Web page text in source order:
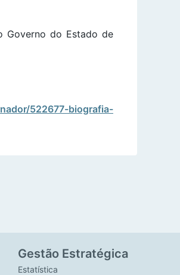
Governo do Estado de
522677-biografia-
Gestão Estratégica
Estatística